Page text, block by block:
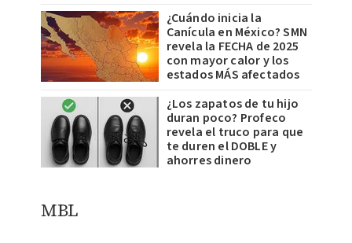
¿Cuándo inicia la
Canícula en México? SMN
revela la FECHA de 2025
con mayor calor y los
estados MÁS afectados
¿Los zapatos de tu hijo
duran poco? Profeco
revela el truco para que
te duren el DOBLE y
ahorres dinero
MBL